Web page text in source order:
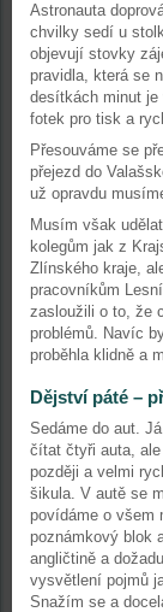
Astronauta
chvilky sedí u
objevují stovky
pravidla, která se
desítkách minut je
fotek pro tisk a
Přesouváme se
přejezd do
už opravdu
Musím však
kolegům jak z
Zlínského kraje,
pracovníkům
zasloužili o to, že
problémů. Navíc
proběhla klidně a
Dějství páté –
Sedáme do aut.
čítat čtyři auta,
později a velmi
šikula. V autě se
povídáme o všem
poznámkový blok
angličtině a
vysvětlení pojmů
Snažím se a